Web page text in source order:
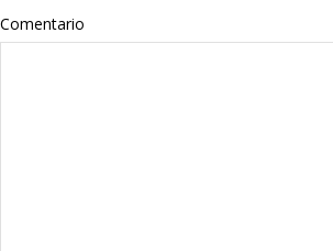
Listas
Comentario